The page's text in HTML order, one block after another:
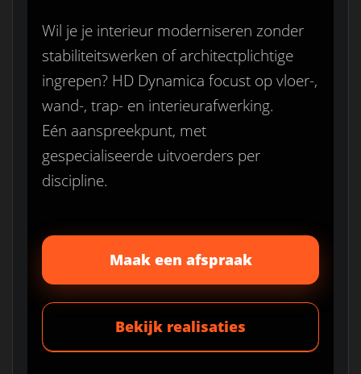
Wil je je interieur moderniseren zonder
stabiliteitswerken of architectplichtige
ingrepen? HD Dynamica focust op vloer-,
wand-, trap- en interieurafwerking.
Eén aanspreekpunt, met
gespecialiseerde uitvoerders per
discipline.
Maak een afspraak
Bekijk realisaties